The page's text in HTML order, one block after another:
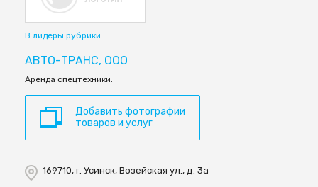
В лидеры рубрики
АВТО-ТРАНС, ООО
Аренда спецтехники.
Добавить фотографии
товаров и услуг
169710, г. Усинск, Возейская ул., д. 3а